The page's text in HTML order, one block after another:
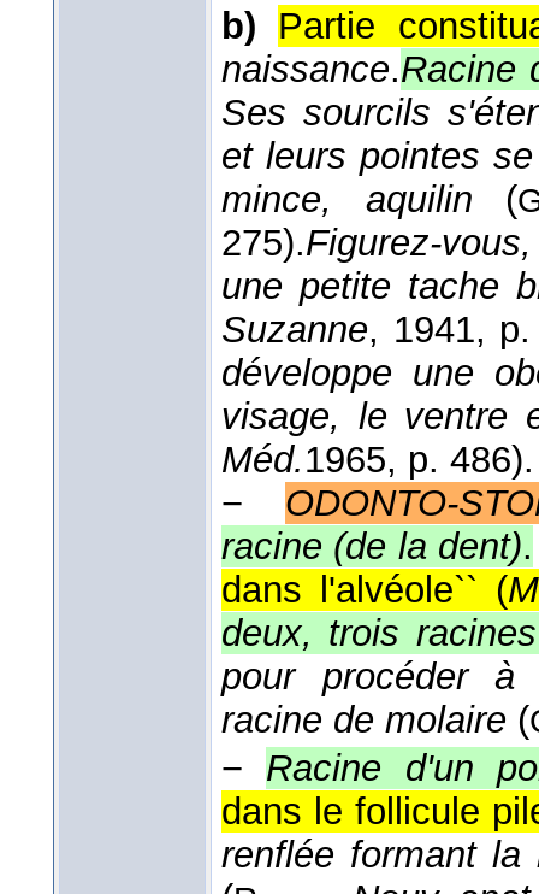
b) Partie
naissance.Racine
Ses sourcils
et leurs pointes
mince, aquilin (
275).Figurez-
une petite tache
Suzanne, 1941,
développe une
visage, le ventre
Méd.1965, p. 486).
− ODONTO-
racine (de la dent).
dans l'alvéole`` (
deux, trois racines
pour procéder à
racine de molaire (
− Racine d'un
dans le follicule
renflée formant